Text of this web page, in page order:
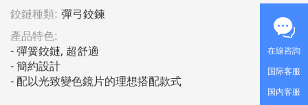
在線咨詢
国际客服
国内客服
鉸鏈種類: 彈弓鉸鍊
產品特色:
- 彈簧鉸鏈, 超舒適
- 簡約設
- 配以光致變色鏡片的理想搭配款式